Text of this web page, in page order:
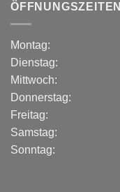
ÖFFNUNGSZEITEN
Montag:
Dienstag:
Mittwoch:
Donnerstag:
Freitag:
Samstag:
Sonntag: